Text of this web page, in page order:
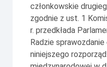
członkowskie
zgodnie z ust. 1
r. przedkłada
Radzie
niniejszego